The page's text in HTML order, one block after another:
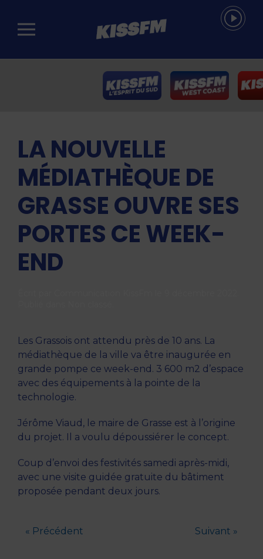
Passer au contenu principal
LA NOUVELLE
MÉDIATHÈQUE DE
GRASSE OUVRE SES
PORTES CE WEEK-
END
Les Grassois ont attendu près de 10 ans. La
médiathèque de la ville va être inaugurée en
grande pompe ce week-end. 3 600 m2 d’espace
avec des équipements à la pointe de la
technologie.
Jérôme Viaud, le maire de Grasse est à l’origine
du projet. Il a voulu dépoussiérer le concept.
Coup d’envoi des festivités samedi après-midi,
avec une visite guidée gratuite du bâtiment
proposée pendant deux jours.
« Précédent Suivant »